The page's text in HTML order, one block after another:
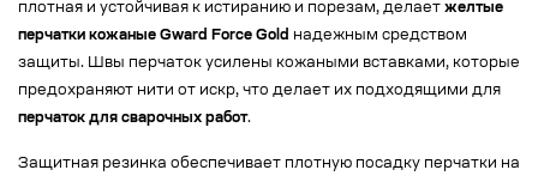
плотная и устойчивая к истиранию и порезам, делает желтые
перчатки кожаные Gward Force Gold надежным средством
защиты. Швы перчаток усилены кожаными вставками, которые
предохраняют нити от искр, что делает их подходящими для
перчаток для сварочных работ.
Защитная резинка обеспечивает плотную посадку перчатки на